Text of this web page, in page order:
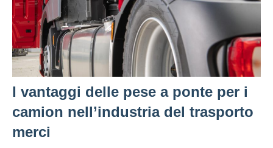
I vantaggi delle pese a ponte per i
camion nell’industria del trasporto
merci